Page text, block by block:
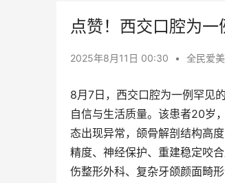
点赞！西交口腔为
2025年8月11日 00:30 • 全民爱美
8月7日，西交口腔为一例罕见
自信与生活质量。该患者20岁
态出现异常，颌骨解剖结构高
精度、神经保护、重建稳定咬
伤整形外科、复杂牙颌颜面畸